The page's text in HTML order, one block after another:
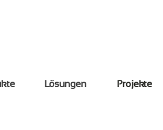
Lösungen Projekte